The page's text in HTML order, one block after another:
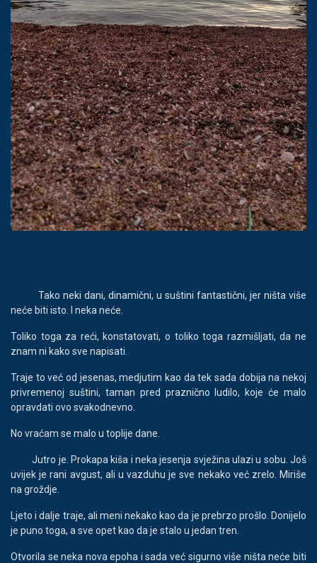
Tako neki dani, dinamični, u suštini fantastični, jer ništa više
neće biti isto. I neka neće.
Toliko toga za reći, konstatovati, o toliko toga razmišljati, da ne
znam ni kako sve napisati.
Traje to već od jesenas, medjutim kao da tek sada dobija na nekoj
privremenoj suštini, taman pred praznično ludilo, koje će malo
opravdati ovo svakodnevno.
No vraćam se malo u toplije dane.
Jutro je. Prokapa kiša i neka jesenja svježina ulazi u sobu. Još
uvijek je rani avgust, ali u vazduhu je sve nekako već zrelo. Miriše
na groždje.
Ljeto i dalje traje, ali meni nekako kao da je prebrzo prošlo. Donijelo
je puno toga, a sve opet kao da je stalo u jedan tren.
Otvorila se neka nova epoha i sada već sigurno više ništa neće biti